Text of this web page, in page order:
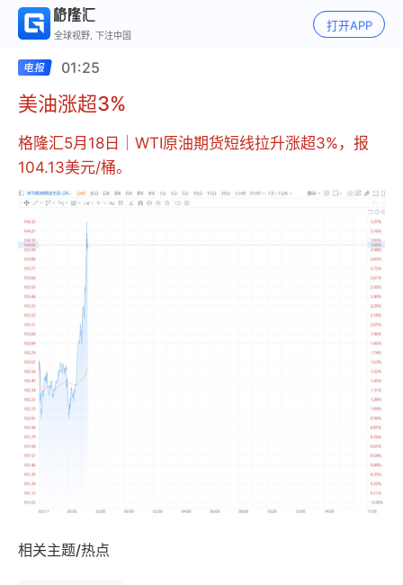
全球视野, 下注中国
打开APP
01:25
美油涨超3%
格隆汇5月18日｜WTI原油期货短线拉升涨超3%，报
104.13美元/桶。
相关主题/热点